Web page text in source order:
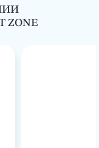
ZONE